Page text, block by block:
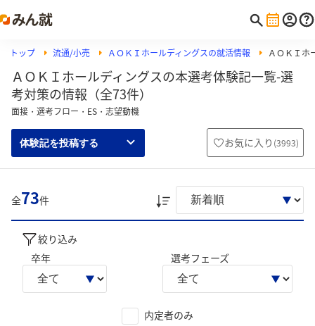
トップ 流通/小売 ＡＯＫＩホールディングスの就活情報 ＡＯＫＩホ
ＡＯＫＩホールディングスの本選考体験記一覧-選
考対策の情報（全73件）
面接・選考フロー・ES・志望動機
体験記を投稿する お気に入り (3993)
全73件
絞り込み
卒年
選考フェーズ
内定者のみ